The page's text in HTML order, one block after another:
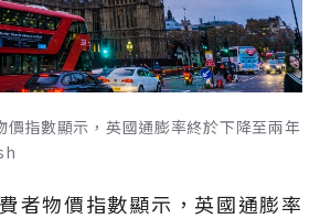
價指數顯示，英國通膨率終於下降至兩年
者物價指數顯示，英國通膨率